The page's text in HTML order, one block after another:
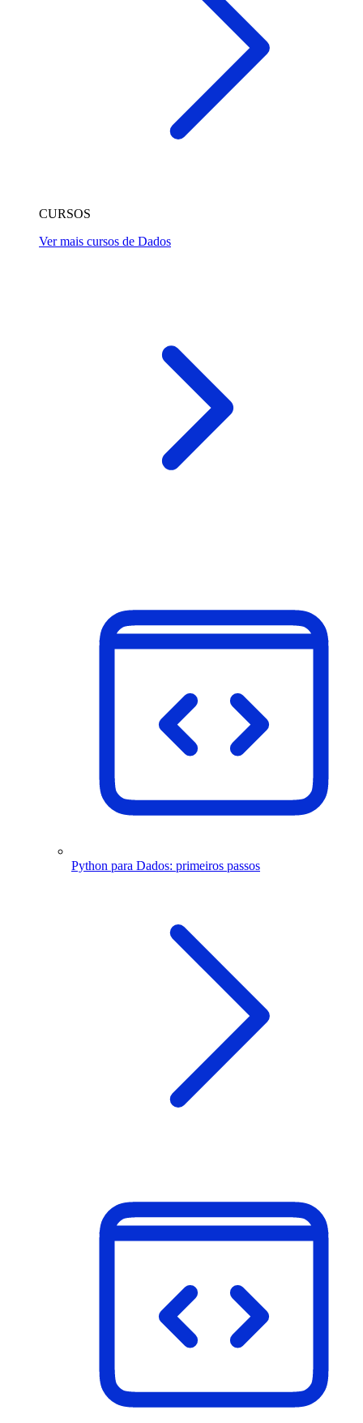
CURSOS
Ver mais cursos de Dados
Python para Dados: primeiros passos